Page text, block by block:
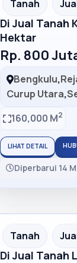
Tanah
Di Jual Tanah
Hektar
Rp. 800
Bengkulu,
Curup Utara,
160,000 M2
LIHAT DETAIL
Diperbarui 14
Tanah
Di Jual Tanah